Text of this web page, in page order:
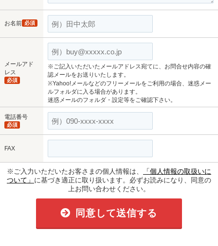
お名前 必須
メールアド
レス
必須
※ご記入いただいたメールアドレス宛てに、お問合せ内容の確
認メールをお送りいたします。
※Yahoo!メールなどのフリーメールをご利用の場合、迷惑メー
ルフォルダに入る場合があります。
迷惑メールのフォルダ・設定等をご確認下さい。
電話番号
必須
FAX
※ご入力いただいたお客さまの個人情報は、
「個人情報の取扱いに
ついて」 に基づき適正に取り扱います。必ずお読みになり、同意の
上お問い合わせください。
同意して送信する